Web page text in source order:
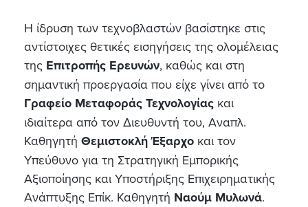
Η ίδρυση των τεχνοβλαστών βασίστηκε στις
αντίστοιχες θετικές εισηγήσεις της ολομέλειας
της Επιτροπής Ερευνών, καθώς και στη
σημαντική προεργασία που είχε γίνει από το
Γραφείο Μεταφοράς Τεχνολογίας και
ιδιαίτερα από τον Διευθυντή του, Αναπλ.
Καθηγητή Θεμιστοκλή Έξαρχο και τον
Υπεύθυνο για τη Στρατηγική Εμπορικής
Αξιοποίησης και Υποστήριξης Επιχειρηματικής
Ανάπτυξης Επίκ. Καθηγητή Ναούμ Μυλωνά.